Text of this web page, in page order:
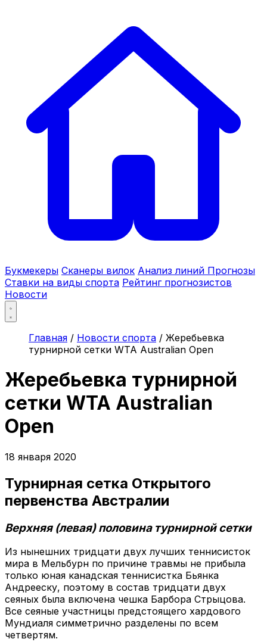
Букмекеры Сканеры вилок Анализ линий Прогнозы
Ставки на виды спорта Рейтинг прогнозистов
Новости
Главная / Новости спорта / Жеребьевка
турнирной сетки WTA Australian Open
Жеребьевка турнирной
сетки WTA Australian
Open
18 января 2020
Турнирная сетка Открытого
первенства Австралии
Верхняя (левая) половина турнирной сетки
Из нынешних тридцати двух лучших теннисисток
мира в Мельбурн по причине травмы не прибыла
только юная канадская теннисистка Бьянка
Андрееску, поэтому в состав тридцати двух
сеяных была включена чешка Барбора Стрыцова.
Все сеяные участницы предстоящего хардового
Мундиаля симметрично разделены по всем
четвертям.